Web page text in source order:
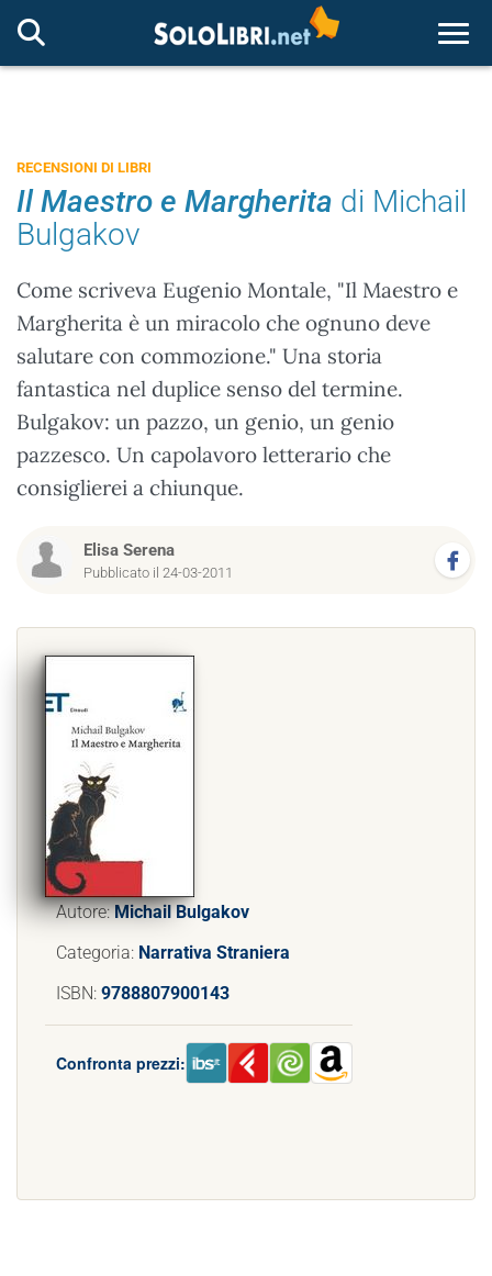
RECENSIONI DI LIBRI
Il Maestro e Margherita di Michail
Bulgakov
Come scriveva Eugenio Montale, "Il Maestro e
Margherita è un miracolo che ognuno deve
salutare con commozione." Una storia
fantastica nel duplice senso del termine.
Bulgakov: un pazzo, un genio, un genio
pazzesco. Un capolavoro letterario che
consiglierei a chiunque.
Elisa Serena
Pubblicato il 24-03-2011
Autore:Michail Bulgakov
Categoria: Narrativa Straniera
ISBN: 9788807900143
Confronta prezzi: